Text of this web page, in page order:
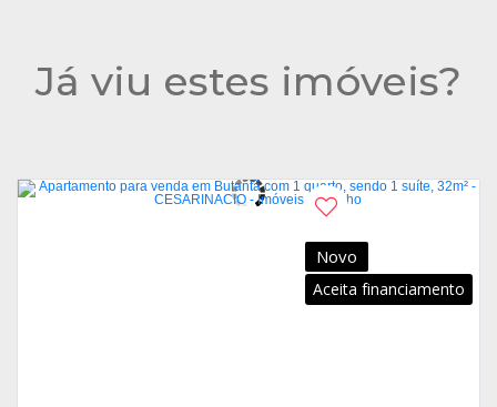
Já viu estes imóveis?
Novo
Aceita financiamento